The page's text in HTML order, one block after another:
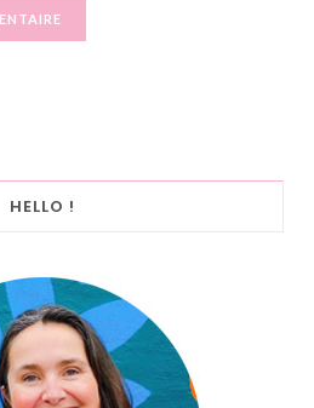
HELLO !